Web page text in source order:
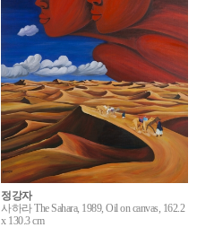
정강자
사하라 The Sahara, 1989, Oil on canvas, 162.2
x 130.3 cm